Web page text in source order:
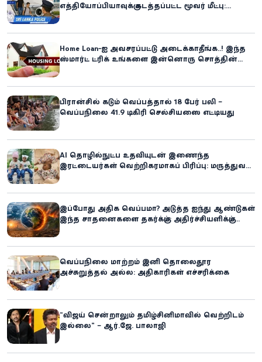
எத்தியோப்பியாவுக்கு கடத்தப்பட்ட மூவர் மீட்பு:
Home Loan-ஐ அவசரப்பட்டு அடைக்காதீங்க..! இந்த
ஸ்மார்ட் ட்ரிக் உங்களை இன்னொரு சொத்தின்
பிரான்சில் கடும் வெப்பத்தால் 18 பேர் பலி –
வெப்பநிலை 41.9 டிகிரி செல்சியஸை எட்டியது
AI தொழில்நுட்ப உதவியுடன் இணைந்த
இரட்டையர்கள் வெற்றிகரமாகப் பிரிப்பு: மருத்துவ
இப்போது அதிக வெப்பமா? அடுத்த ஐந்து ஆண்டுகள்
இந்த சாதனைகளை தகர்க்கும்: அதிர்ச்சியளிக்கும்
வெப்பநிலை மாற்றம் இனி தொலைதூர
அச்சுறுத்தல் அல்ல: அதிகாரிகள் எச்சரிக்கை
“விஜய் சென்றாலும் தமிழ்சினிமாவில் வெற்றிடம்
இல்லை” – ஆர்.ஜே. பாலாஜி